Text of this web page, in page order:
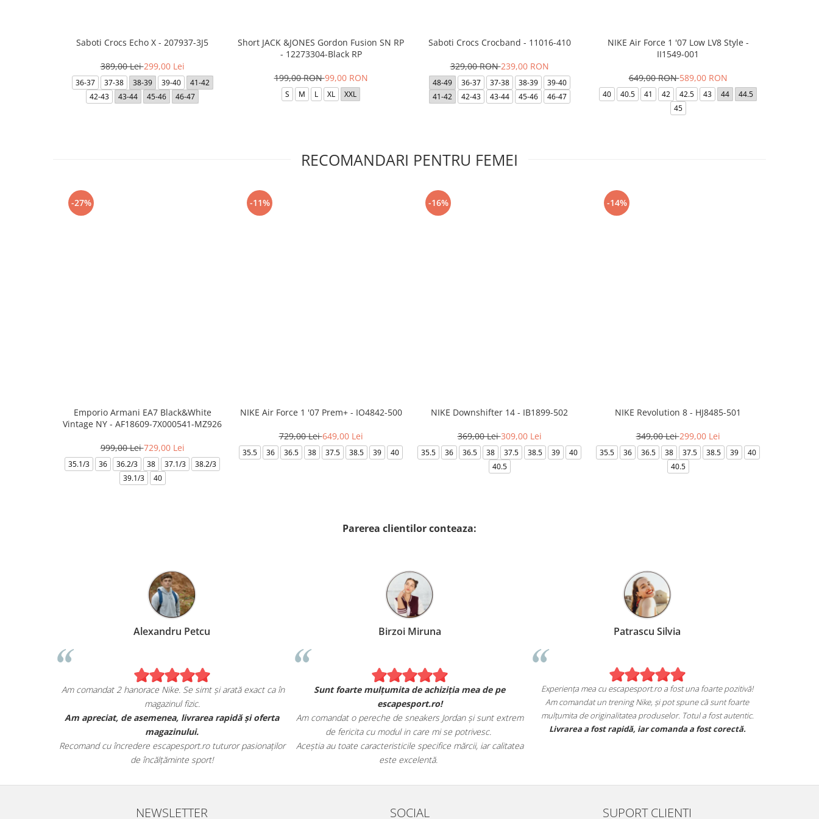
Saboti Crocs Echo X - 207937-3J5
389,00 Lei299,00 Lei
36-37 37-38 38-39 39-40
41-42
42-43
43-44 45-46 46-47
Short JACK &JONES Gordon Fusion SN RP
- 12273304-Black RP
199,00 RON99,00 RON
S M L XL XXL
Saboti Crocs Crocband - 11016-410
329,00 RON239,00 RON
48-49 36-37 37-38 38-39
39-40
41-42
42-43 43-44 45-46 46-47
NIKE Air Force 1 '07 Low LV8 Style -
II1549-001
649,00 RON589,00 RON
40 40.5 41 42 42.5 43 44
44.5
45
RECOMANDARI PENTRU FEMEI
-27%
Emporio Armani EA7 Black&White
Vintage NY - AF18609-7X000541-MZ926
999,00 Lei729,00 Lei
35.1/3 36 36.2/3 38 37.1/3
38.2/3
39.1/3
40
-11%
NIKE Air Force 1 '07 Prem+ - IO4842-500
729,00 Lei649,00 Lei
35.5 36 36.5 38 37.5 38.5 39 40
-16%
NIKE Downshifter 14 - IB1899-502
369,00 Lei309,00 Lei
35.5 36 36.5 38 37.5 38.5 39
40
40.5
-14%
NIKE Revolution 8 - HJ8485-501
349,00 Lei299,00 Lei
35.5 36 36.5 38 37.5 38.5 39
40
40.5
Parerea clientilor conteaza:
Alexandru Petcu
Am comandat 2 hanorace Nike. Se simt și arată exact ca în
magazinul fizic.
Am apreciat, de asemenea, livrarea rapidă și oferta
magazinului.
Recomand cu încredere escapesport.ro tuturor pasionaților
de încălțăminte sport!
Birzoi Miruna
Sunt foarte mulțumita de achiziția mea de pe
escapesport.ro!
Am comandat o pereche de sneakers Jordan și sunt extrem
de fericita cu modul in care mi se potrivesc.
Aceștia au toate caracteristicile specifice mărcii, iar calitatea
este excelentă.
Patrascu Silvia
Experiența mea cu escapesport.ro a fost una foarte pozitivă!
Am comandat un trening Nike, și pot spune că sunt foarte
mulțumita de originalitatea produselor. Totul a fost autentic.
Livrarea a fost rapidă, iar comanda a fost corectă.
NEWSLETTER SOCIAL SUPORT CLIENTI